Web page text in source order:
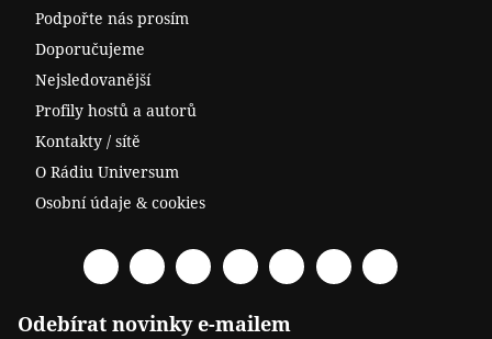
Podpořte nás prosím
Doporučujeme
Nejsledovanější
Profily hostů a autorů
Kontakty / sítě
O Rádiu Universum
Osobní údaje & cookies
FacebookSpotify YouTubeTwitter RSS TelegramOdysee
Odebírat novinky e-mailem